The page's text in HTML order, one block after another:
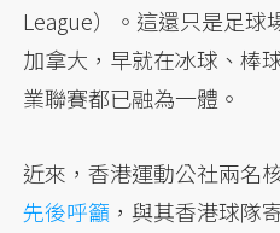
League）。這還只是足球
加拿大，早就在冰球、棒
業聯賽都已融為一體。
近來，香港運動公社兩名
先後呼籲 ，與其香港球隊